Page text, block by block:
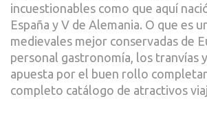
incuestionables como que aquí
España y V de Alemania. O que es
medievales mejor conservadas de
personal gastronomía, los tranvías
apuesta por el buen rollo
completo catálogo de atractivos